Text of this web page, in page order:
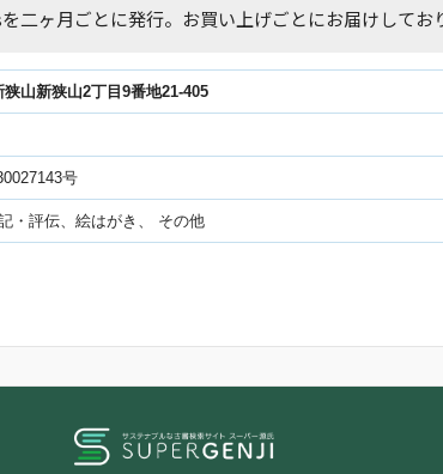
二ヶ月ごとに発行。お買い上げごとにお届けしてお
山新狭山2丁目9番地21-405
号
・評伝、絵はがき、 その他